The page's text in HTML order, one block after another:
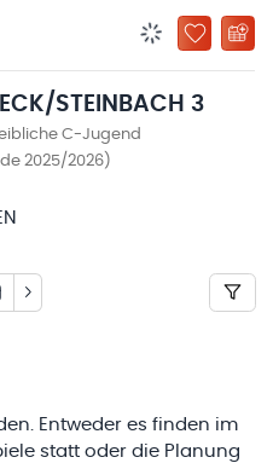
ZU
STEINBACH 3
C-Jugend
2025/2026)
Entweder es finden im
statt oder die Planung